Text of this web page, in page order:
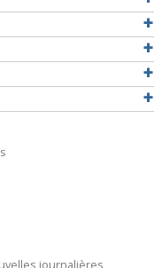
journalières